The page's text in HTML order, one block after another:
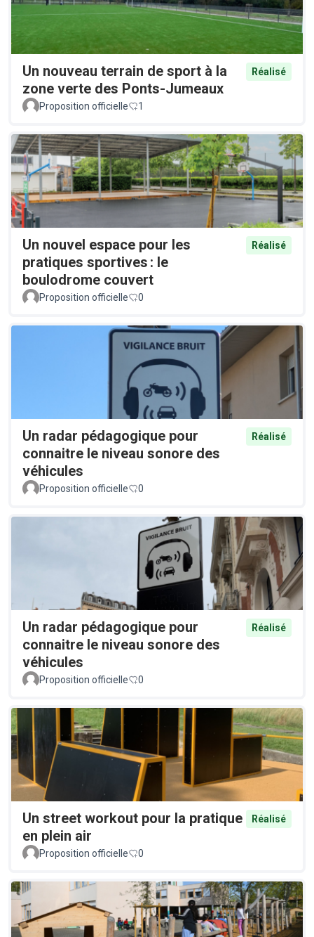
Un nouveau terrain de sport à la
zone verte des Ponts-Jumeaux
Réalisé
Proposition officielle 1
Un nouvel espace pour les
pratiques sportives : le
boulodrome couvert
Réalisé
Proposition officielle 0
Un radar pédagogique pour
connaitre le niveau sonore des
véhicules
Réalisé
Proposition officielle 0
Un radar pédagogique pour
connaitre le niveau sonore des
véhicules
Réalisé
Proposition officielle 0
Un street workout pour la pratique
en plein air
Réalisé
Proposition officielle 0